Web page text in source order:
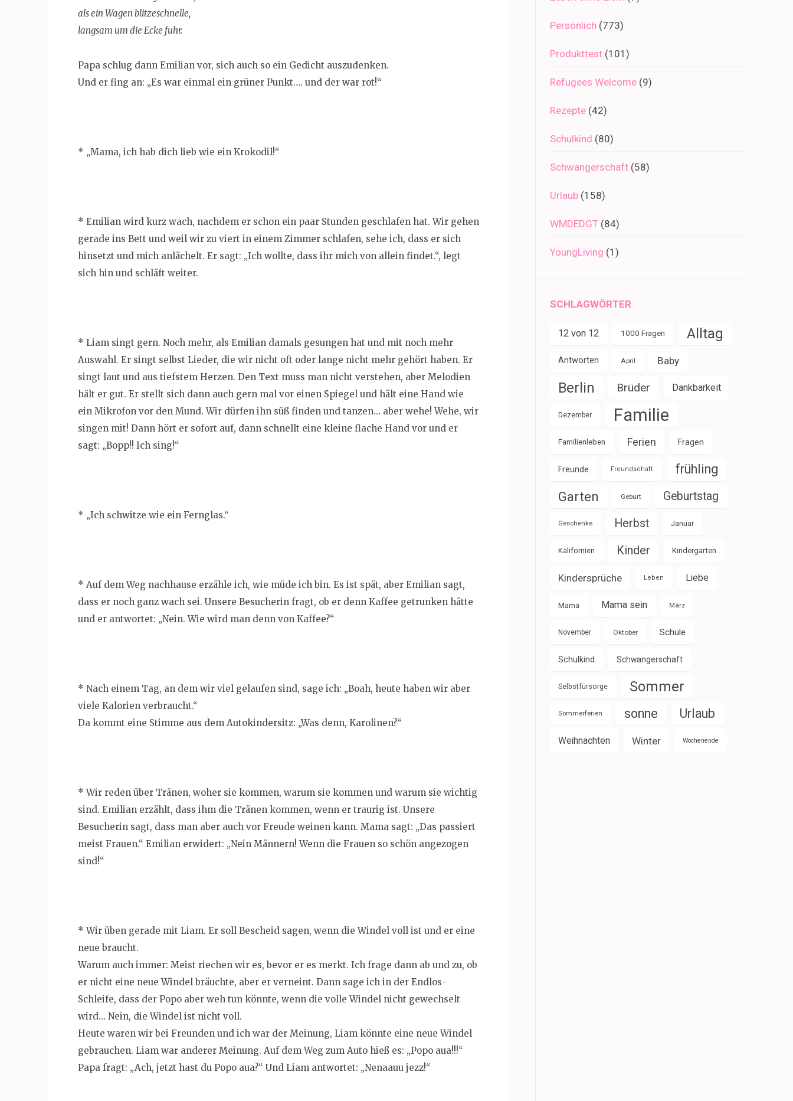
als ein Wagen blitzeschnelle,
langsam um die Ecke fuhr.
Papa schlug dann Emilian vor, sich auch so ein Gedicht auszudenken.
Und er fing an: „Es war einmal ein grüner Punkt…. und der war rot!“
* „Mama, ich hab dich lieb wie ein Krokodil!“
* Emilian wird kurz wach, nachdem er schon ein paar Stunden geschlafen hat. Wir gehen
gerade ins Bett und weil wir zu viert in einem Zimmer schlafen, sehe ich, dass er sich
hinsetzt und mich anlächelt. Er sagt: „Ich wollte, dass ihr mich von allein findet.“, legt
sich hin und schläft weiter.
* Liam singt gern. Noch mehr, als Emilian damals gesungen hat und mit noch mehr
Auswahl. Er singt selbst Lieder, die wir nicht oft oder lange nicht mehr gehört haben. Er
singt laut und aus tiefstem Herzen. Den Text muss man nicht verstehen, aber Melodien
hält er gut. Er stellt sich dann auch gern mal vor einen Spiegel und hält eine Hand wie
ein Mikrofon vor den Mund. Wir dürfen ihn süß finden und tanzen… aber wehe! Wehe, wir
singen mit! Dann hört er sofort auf, dann schnellt eine kleine flache Hand vor und er
sagt: „Bopp!! Ich sing!“
* „Ich schwitze wie ein Fernglas.“
* Auf dem Weg nachhause erzähle ich, wie müde ich bin. Es ist spät, aber Emilian sagt,
dass er noch ganz wach sei. Unsere Besucherin fragt, ob er denn Kaffee getrunken hätte
und er antwortet: „Nein. Wie wird man denn von Kaffee?“
* Nach einem Tag, an dem wir viel gelaufen sind, sage ich: „Boah, heute haben wir aber
viele Kalorien verbraucht.“
Da kommt eine Stimme aus dem Autokindersitz: „Was denn, Karolinen?“
* Wir reden über Tränen, woher sie kommen, warum sie kommen und warum sie wichtig
sind. Emilian erzählt, dass ihm die Tränen kommen, wenn er traurig ist. Unsere
Besucherin sagt, dass man aber auch vor Freude weinen kann. Mama sagt: „Das passiert
meist Frauen.“ Emilian erwidert: „Nein Männern! Wenn die Frauen so schön angezogen
sind!“
* Wir üben gerade mit Liam. Er soll Bescheid sagen, wenn die Windel voll ist und er eine
neue braucht.
Warum auch immer: Meist riechen wir es, bevor er es merkt. Ich frage dann ab und zu, ob
er nicht eine neue Windel bräuchte, aber er verneint. Dann sage ich in der Endlos-
Schleife, dass der Popo aber weh tun könnte, wenn die volle Windel nicht gewechselt
wird… Nein, die Windel ist nicht voll.
Heute waren wir bei Freunden und ich war der Meinung, Liam könnte eine neue Windel
gebrauchen. Liam war anderer Meinung. Auf dem Weg zum Auto hieß es: „Popo aua!!!“
Papa fragt: „Ach, jetzt hast du Popo aua?“ Und Liam antwortet: „Nenaauu jezz!“
Persönlich (773)
Produkttest (101)
Refugees Welcome (9)
Rezepte (42)
Schulkind (80)
Schwangerschaft (58)
Urlaub (158)
WMDEDGT (84)
YoungLiving (1)
SCHLAGWÖRTER
12 von 12 1000 Fragen Alltag
Antworten April Baby
Berlin Brüder Dankbarkeit
Dezember Familie
Familienleben Ferien Fragen
Freunde Freundschaft frühling
Garten Geburt Geburtstag
Geschenke Herbst Januar
Kalifornien Kinder Kindergarten
Kindersprüche Leben Liebe
Mama Mama sein März
November Oktober Schule
Schulkind Schwangerschaft
Selbstfürsorge Sommer
Sommerferien sonne Urlaub
Weihnachten Winter Wochenende